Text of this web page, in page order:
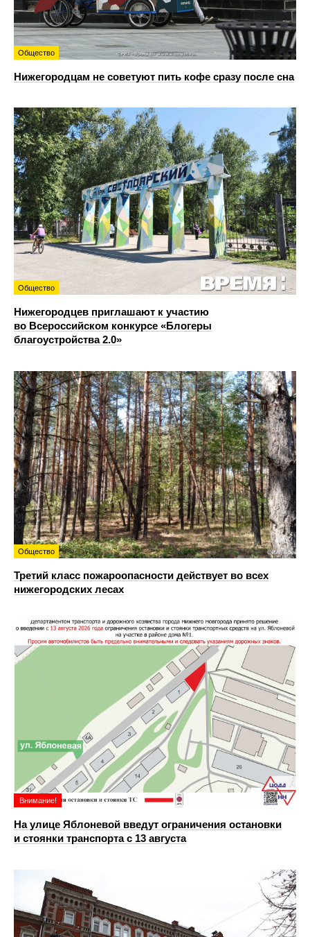
Общество
Нижегородцам не советуют пить кофе сразу после сна
Общество
Нижегородцев приглашают к участию
во Всероссийском конкурсе «Блогеры
благоустройства 2.0»
Общество
Третий класс пожароопасности действует во всех
нижегородских лесах
Внимание!
На улице Яблоневой введут ограничения остановки
и стоянки транспорта с 13 августа